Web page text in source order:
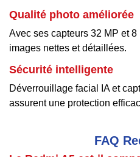
Qualité photo améliorée
Avec ses capteurs 32 MP et
images nettes et détaillées.
Sécurité intelligente
Déverrouillage facial IA et
assurent une protection
FAQ